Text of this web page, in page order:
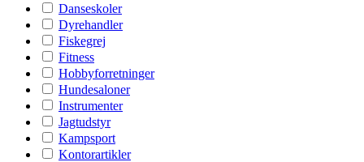
Danseskoler
Dyrehandler
Fiskegrej
Fitness
Hobbyforretninger
Hundesaloner
Instrumenter
Jagtudstyr
Kampsport
Kontorartikler